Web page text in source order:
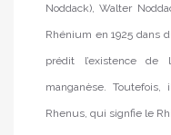
Noddack), Walter
Rhénium en 1925 dans
prédit l’existence de
manganèse.
Rhenus, qui signfie le